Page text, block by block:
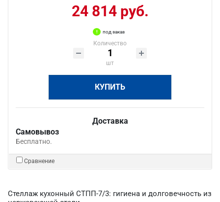
24 814 руб.
под заказ
Количество
шт
КУПИТЬ
Доставка
Самовывоз
Бесплатно.
Сравнение
Стеллаж кухонный СТПП-7/3: гигиена и долговечность из